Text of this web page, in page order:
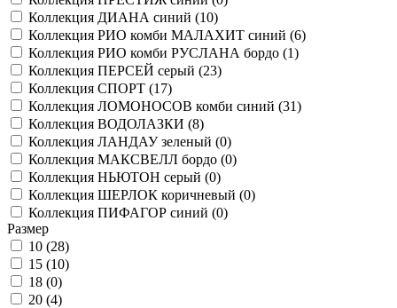
Коллекция ДИАНА синий (10)
Коллекция РИО комби МАЛАХИТ синий (6)
Коллекция РИО комби РУСЛАНА бордо (1)
Коллекция ПЕРСЕЙ серый (23)
Коллекция СПОРТ (17)
Коллекция ЛОМОНОСОВ комби синий (31)
Коллекция ВОДОЛАЗКИ (8)
Коллекция ЛАНДАУ зеленый (0)
Коллекция МАКСВЕЛЛ бордо (0)
Коллекция НЬЮТОН серый (0)
Коллекция ШЕРЛОК коричневый (0)
Коллекция ПИФАГОР синий (0)
Размер
10 (28)
15 (10)
18 (0)
20 (4)